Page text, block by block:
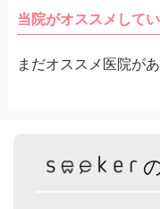
当院がオススメして
まだオススメ医院があ